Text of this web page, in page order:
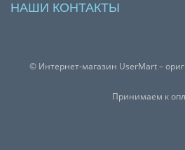
НАШИ КОНТАКТЫ
© Интернет-магазин UserMart –
Принимаем к